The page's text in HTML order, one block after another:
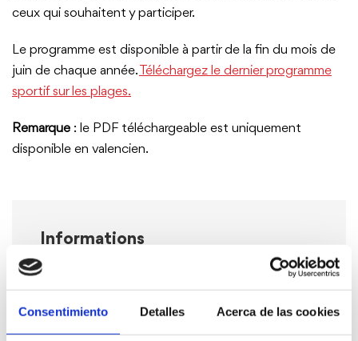
Consentimiento Detalles Acerca de las cookies
ceux qui souhaitent y participer.
Le programme est disponible à partir de la fin du mois de
juin de chaque année. Téléchargez le dernier programme
sportif sur les plages.
Remarque : le PDF téléchargeable est uniquement
disponible en valencien.
Informations
Plages Marineta Cassiana et Punta del Raset
8h00, 8h30, 9h15 et 20h00
En juillet et août